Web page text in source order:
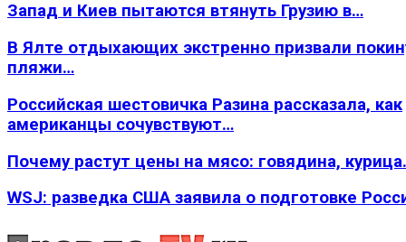
Запад и Киев пытаются втянуть Грузию в…
В Ялте отдыхающих экстренно призвали
пляжи…
Российская шестовичка Разина рассказала, как
американцы сочувствуют…
Почему растут цены на мясо: говядина,
WSJ: разведка США заявила о подготовке